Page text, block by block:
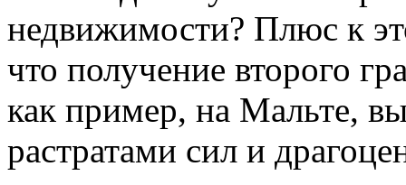
недвижимости? Плюс к
что получение второго
как пример, на Мальте,
растратами сил и